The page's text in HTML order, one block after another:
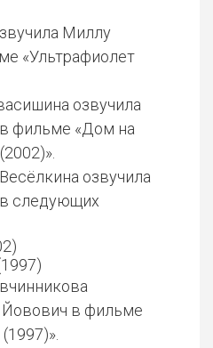
Миллу
«Ультрафиолет
озвучила
фильме «Дом на
озвучила
следующих
в фильме